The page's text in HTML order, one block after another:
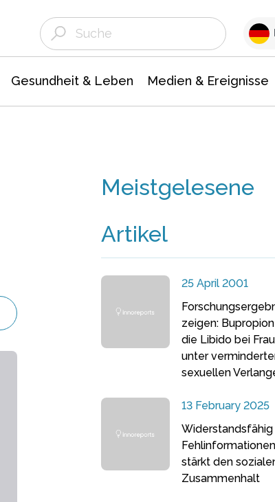
Gesundheit & Leben Medien & Ereignisse
Meistgelesene
Artikel
25 April 2001
zeigen:
die Libido bei
unter
sexuellen
13 February 2025
stärkt den
Zusammenhalt